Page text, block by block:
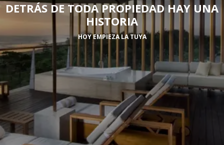
DETRÁS DE TODA PROPIEDAD HAY UNA
HISTORIA
HOY EMPIEZA LA TUYA